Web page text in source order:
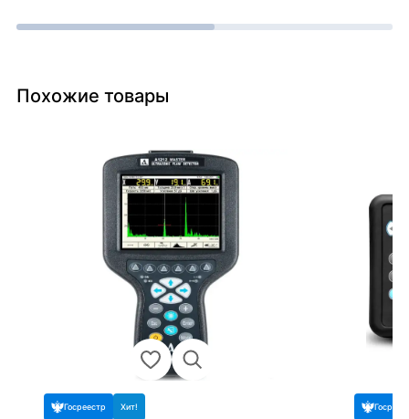
Похожие товары
Госреестр Хит!